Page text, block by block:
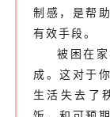
制感，是帮
有效手段。
被困在
成。这对于
生活失去了